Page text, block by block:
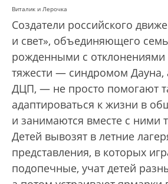
Виталик и Лерочка
Создатели российского
и свет», объединяющего
рожденными с отклонениями
тяжести — синдромом Дауна,
ДЦП, — не просто помогают
адаптироваться к жизни в
и занимаются вместе с ними
Детей вывозят в летние
представления, в которых
подопечные, учат детей